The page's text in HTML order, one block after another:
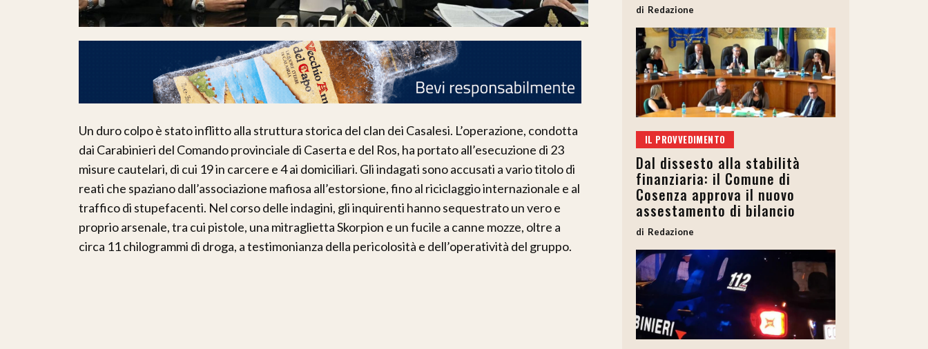
Un duro colpo è stato inflitto alla struttura storica del clan dei Casalesi. L’operazione, condotta
dai Carabinieri del Comando provinciale di Caserta e del Ros, ha portato all’esecuzione di 23
misure cautelari, di cui 19 in carcere e 4 ai domiciliari. Gli indagati sono accusati a vario titolo di
reati che spaziano dall’associazione mafiosa all’estorsione, fino al riciclaggio internazionale e al
traffico di stupefacenti. Nel corso delle indagini, gli inquirenti hanno sequestrato un vero e
proprio arsenale, tra cui pistole, una mitraglietta Skorpion e un fucile a canne mozze, oltre a
circa 11 chilogrammi di droga, a testimonianza della pericolosità e dell’operatività del gruppo.
Redazione
IL PROVVEDIMENTO
Dal dissesto alla stabilità
finanziaria: il Comune di
Cosenza approva il nuovo
assestamento di bilancio
Redazione